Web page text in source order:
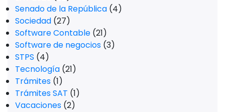
Senado de la República (4)
Sociedad (27)
Software Contable (21)
Software de negocios (3)
STPS (4)
Tecnología (21)
Trámites (1)
Trámites SAT (1)
Vacaciones (2)